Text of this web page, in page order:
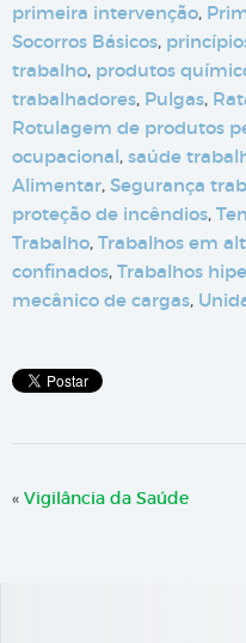
primeira intervenção,
Socorros Básicos,
trabalho, produtos
trabalhadores, Pulgas,
Rotulagem de produtos
ocupacional, saúde
Alimentar, Segurança
proteção de incêndios,
Trabalho, Trabalhos em
confinados, Trabalhos
mecânico de cargas,
« Vigilância da Saúde